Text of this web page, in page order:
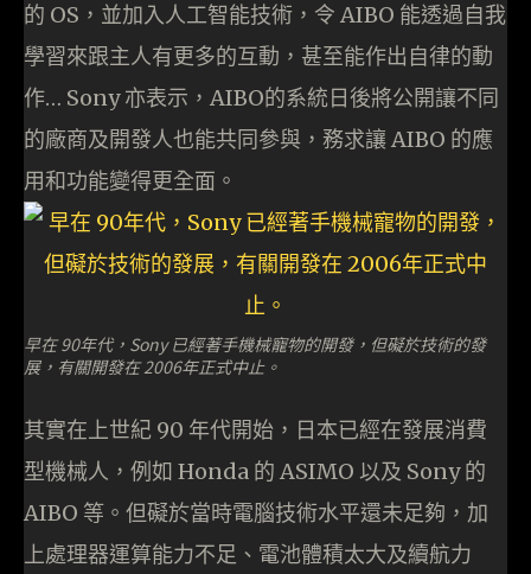
的 OS，並加入人工智能技術，令 AIBO 能透過自我
學習來跟主人有更多的互動，甚至能作出自律的動
作… Sony 亦表示，AIBO的系統日後將公開讓不同
的廠商及開發人也能共同參與，務求讓 AIBO 的應
用和功能變得更全面。
早在 90年代，Sony 已經著手機械寵物的開發，但礙於技術的發
展，有關開發在 2006年正式中止。
其實在上世紀 90 年代開始，日本已經在發展消費
型機械人，例如 Honda 的 ASIMO 以及 Sony 的
AIBO 等。但礙於當時電腦技術水平還未足夠，加
上處理器運算能力不足、電池體積太大及續航力